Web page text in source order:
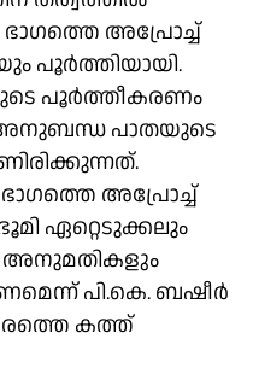
അപ്രോച്ച്
പൂർത്തിയായി.
പൂർത്തീകരണം
അനുബന്ധ പാതയുടെ
അപ്രോച്ച്
ഏറ്റെടുക്കലും
അനുമതികളും
പി.കെ. ബഷീർ
കത്ത്